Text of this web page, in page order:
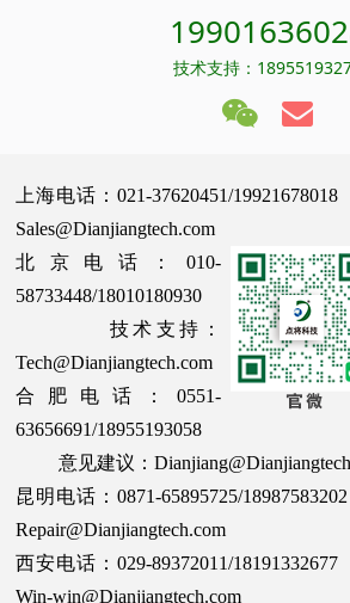
技术支持：
上海电话：021-37620451/
Sales@Dianjiangtech.com
北京电话：010-
58733448/18010180930
技术支持：
Tech@Dianjiangtech.com
合肥电话：0551-
63656691/18955193058
意见建议：
昆明电话：0871-65895725/
Repair@Dianjiangtech.com
西安电话：029-89372011/
Win-win@Dianjiangtech.com